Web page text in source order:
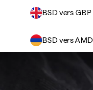
BSD vers GBP
BSD vers AMD